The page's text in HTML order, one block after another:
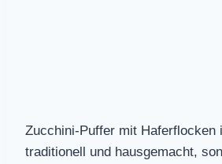
Zucchini-Puffer mit Haferflocken
traditionell und hausgemacht,